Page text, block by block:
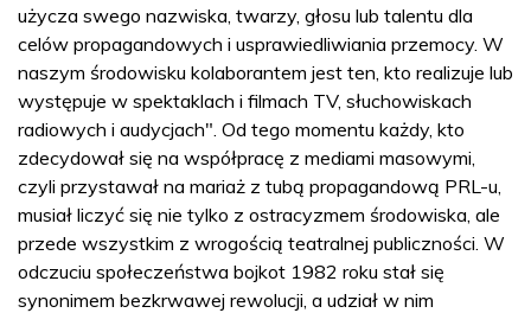
użycza swego nazwiska, twarzy, głosu lub talentu dla
celów propagandowych i usprawiedliwiania przemocy. W
naszym środowisku kolaborantem jest ten, kto realizuje lub
występuje w spektaklach i filmach TV, słuchowiskach
radiowych i audycjach". Od tego momentu każdy, kto
zdecydował się na współpracę z mediami masowymi,
czyli przystawał na mariaż z tubą propagandową PRL-u,
musiał liczyć się nie tylko z ostracyzmem środowiska, ale
przede wszystkim z wrogością teatralnej publiczności. W
odczuciu społeczeństwa bojkot 1982 roku stał się
synonimem bezkrwawej rewolucji, a udział w nim